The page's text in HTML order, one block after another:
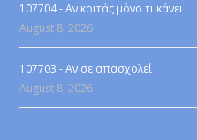
107704 - Αν κοιτάς μόνο τι κάνει
August 8, 2026
107703 - Αν σε απασχολεί
August 8, 2026